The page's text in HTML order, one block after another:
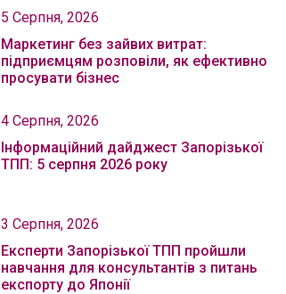
5 Серпня, 2026
Маркетинг без зайвих витрат:
підприємцям розповіли, як ефективно
просувати бізнес
4 Серпня, 2026
Інформаційний дайджест Запорізької
ТПП: 5 серпня 2026 року
3 Серпня, 2026
Експерти Запорізької ТПП пройшли
навчання для консультантів з питань
експорту до Японії